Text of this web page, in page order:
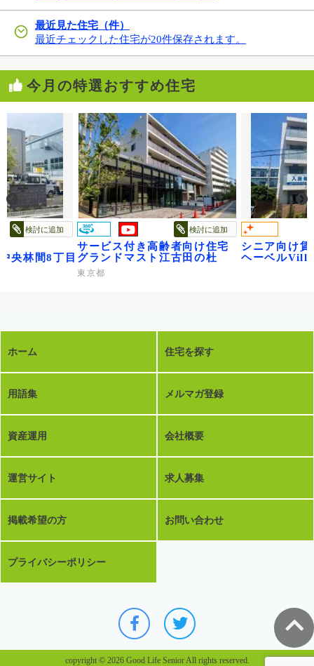
最近見た住宅（件）
最近チェックした住宅が20件保存されます。
今月の特選おすすめ住宅
検討に追加
央林間8丁目～ベル フルール～
検討に追加
サービス付き高齢者向け住宅
グランドマスト江古田の杜
東京都
シニア向け賃
ヘーベル
ホーム 住宅を探す
用語集 メルマガ登録
資産運用 会社概要
運営サイト 求人募集
掲載希望の方 お問い合わせ
プライバシーポリシー
copyright © 2026 Good Life Senior All rights reserved.